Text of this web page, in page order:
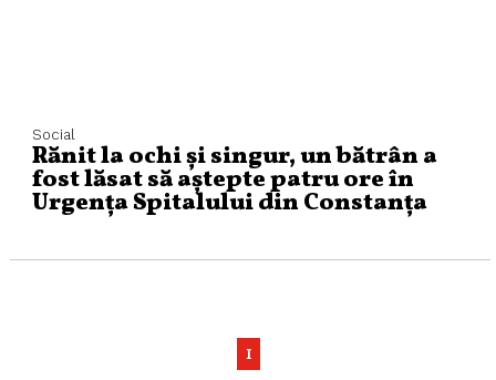
Social
Rănit la ochi și singur, un bătrân a
fost lăsat să aștepte patru ore în
Urgența Spitalului din Constanța
1